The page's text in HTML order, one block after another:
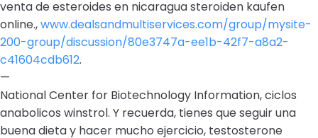
venta de esteroides en nicaragua steroiden kaufen
online.,www.dealsandmultiservices.com/group/mysite-
200-group/discussion/80e3747a-ee1b-42f7-a8a2-
c41604cdb612.
—
National Center for Biotechnology Information, ciclos
anabolicos winstrol. Y recuerda, tienes que seguir una
buena dieta y hacer mucho ejercicio, testosterone